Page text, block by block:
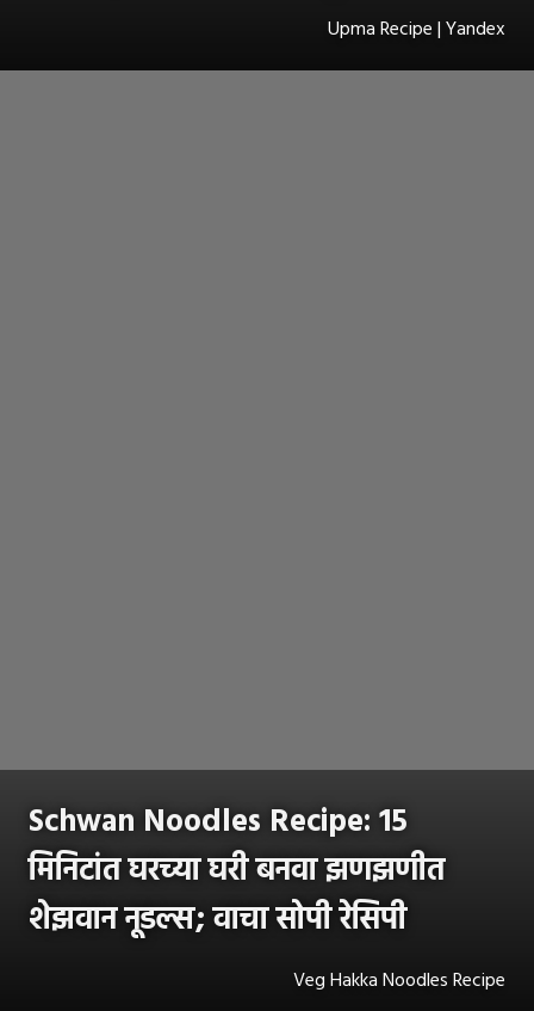
Upma Recipe | Yandex
Schwan Noodles Recipe: 15
मिनिटांत घरच्या घरी बनवा झणझणीत
शेझवान नूडल्स; वाचा सोपी रेसिपी
Veg Hakka Noodles Recipe